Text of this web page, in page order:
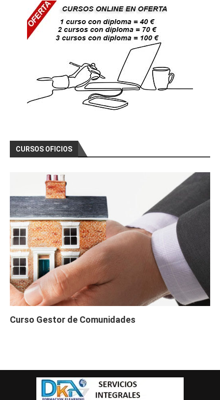
CURSOS OFICIOS
Curso Gestor de Comunidades